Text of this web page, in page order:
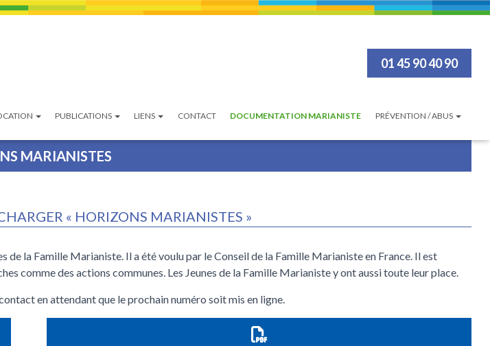
01 45 90 40 90
PUBLICATIONS LIENS CONTACT DOCUMENTATION MARIANISTE PRÉVENTION / ABUS
MARIANISTES
« HORIZONS MARIANISTES »
la Famille Marianiste. Il a été voulu par le Conseil de la Famille Marianiste en France. Il est
comme des actions communes. Les Jeunes de la Famille Marianiste y ont aussi toute leur place.
en attendant que le prochain numéro soit mis en ligne.